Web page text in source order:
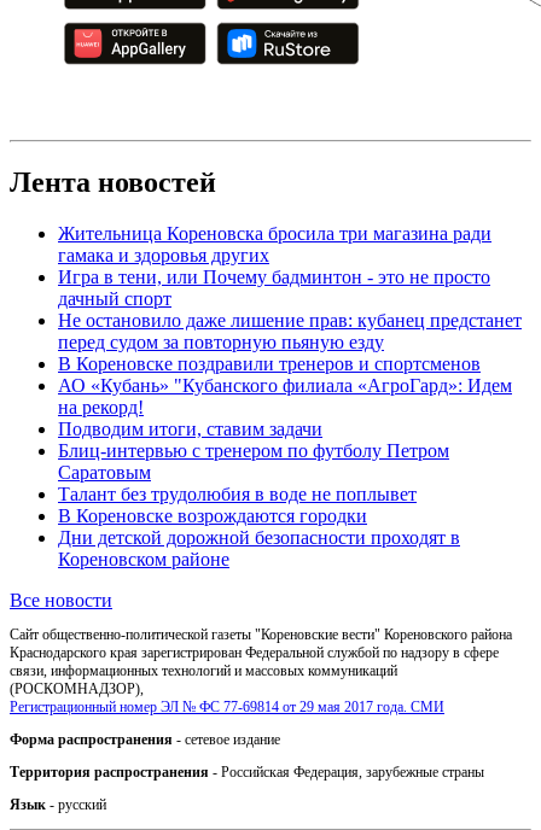
Лента новостей
Жительница Кореновска бросила три магазина ради
гамака и здоровья других
Игра в тени, или Почему бадминтон - это не просто
дачный спорт
Не остановило даже лишение прав: кубанец предстанет
перед судом за повторную пьяную езду
В Кореновске поздравили тренеров и спортсменов
АО «Кубань» "Кубанского филиала «АгроГард»: Идем
на рекорд!
Подводим итоги, ставим задачи
Блиц-интервью с тренером по футболу Петром
Саратовым
Талант без трудолюбия в воде не поплывет
В Кореновске возрождаются городки
Дни детской дорожной безопасности проходят в
Кореновском районе
Все новости
Сайт общественно-политической газеты "Кореновские вести" Кореновского района
Краснодарского края зарегистрирован Федеральной службой по надзору в сфере
связи, информационных технологий и массовых коммуникаций
(РОСКОМНАДЗОР),
Регистрационный номер ЭЛ № ФС 77-69814 от 29 мая 2017 года. СМИ
Форма распространения - сетевое издание
Территория распространения - Российская Федерация, зарубежные страны
Язык - русский